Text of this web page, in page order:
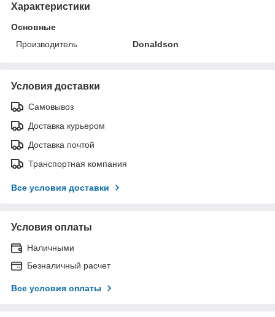
Характеристики
Основные
Производитель
Donaldson
Условия доставки
Самовывоз
Доставка курьером
Доставка почтой
Транспортная компания
Все условия доставки
Условия оплаты
Наличными
Безналичный расчет
Все условия оплаты